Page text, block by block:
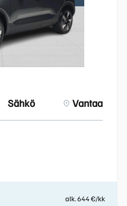
Sähkö Vantaa
alk. 644 €/kk